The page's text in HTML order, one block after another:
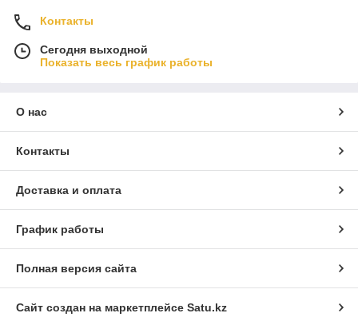
Контакты
Сегодня выходной
Показать весь график работы
О нас
Контакты
Доставка и оплата
График работы
Полная версия сайта
Сайт создан на маркетплейсе Satu.kz